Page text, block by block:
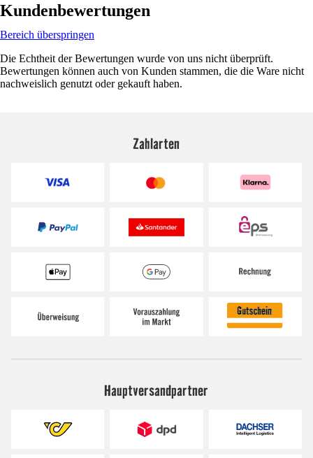
Kundenbewertungen
Bereich überspringen
Die Echtheit der Bewertungen wurde von uns nicht überprüft.
Bewertungen können auch von Kunden stammen, die die Ware nicht
nachweislich genutzt oder gekauft haben.
Zahlarten
Hauptversandpartner